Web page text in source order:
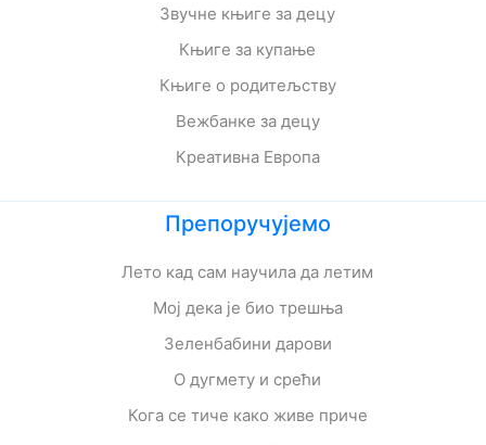
Звучне књиге за децу
Књиге за купање
Књиге о родитељству
Вежбанке за децу
Креативна Европа
Препоручујемо
Лето кад сам научила да летим
Мој дека је био трешња
Зеленбабини дарови
О дугмету и срећи
Кога се тиче како живе приче